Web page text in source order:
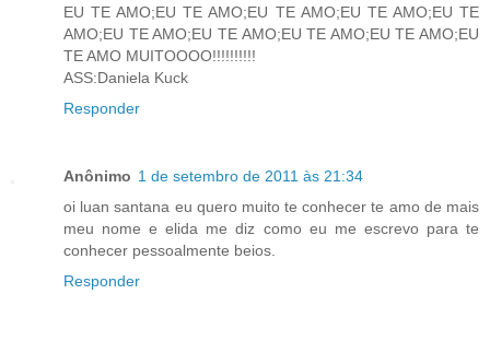
EU TE AMO;EU TE AMO;EU TE AMO;EU TE AMO;EU TE
AMO;EU TE AMO;EU TE AMO;EU TE AMO;EU TE AMO;EU
TE AMO MUITOOOO!!!!!!!!!!
ASS:Daniela Kuck
Responder
Anônimo 1 de setembro de 2011 às 21:34
oi luan santana eu quero muito te conhecer te amo de mais
meu nome e elida me diz como eu me escrevo para te
conhecer pessoalmente beios.
Responder